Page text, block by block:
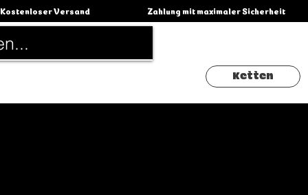
Kostenloser Versand                                          Zahlung mit maximaler Sicherheit
Ketten